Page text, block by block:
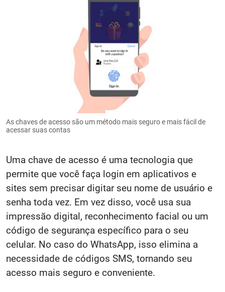
As chaves de acesso são um método mais seguro e mais fácil de
acessar suas contas
Uma chave de acesso é uma tecnologia que
permite que você faça login em aplicativos e
sites sem precisar digitar seu nome de usuário e
senha toda vez. Em vez disso, você usa sua
impressão digital, reconhecimento facial ou um
código de segurança específico para o seu
celular. No caso do WhatsApp, isso elimina a
necessidade de códigos SMS, tornando seu
acesso mais seguro e conveniente.